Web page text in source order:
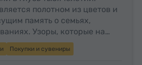
полотном из цветов и
память о семьях,
Узоры, которые на…
Покупки и сувениры